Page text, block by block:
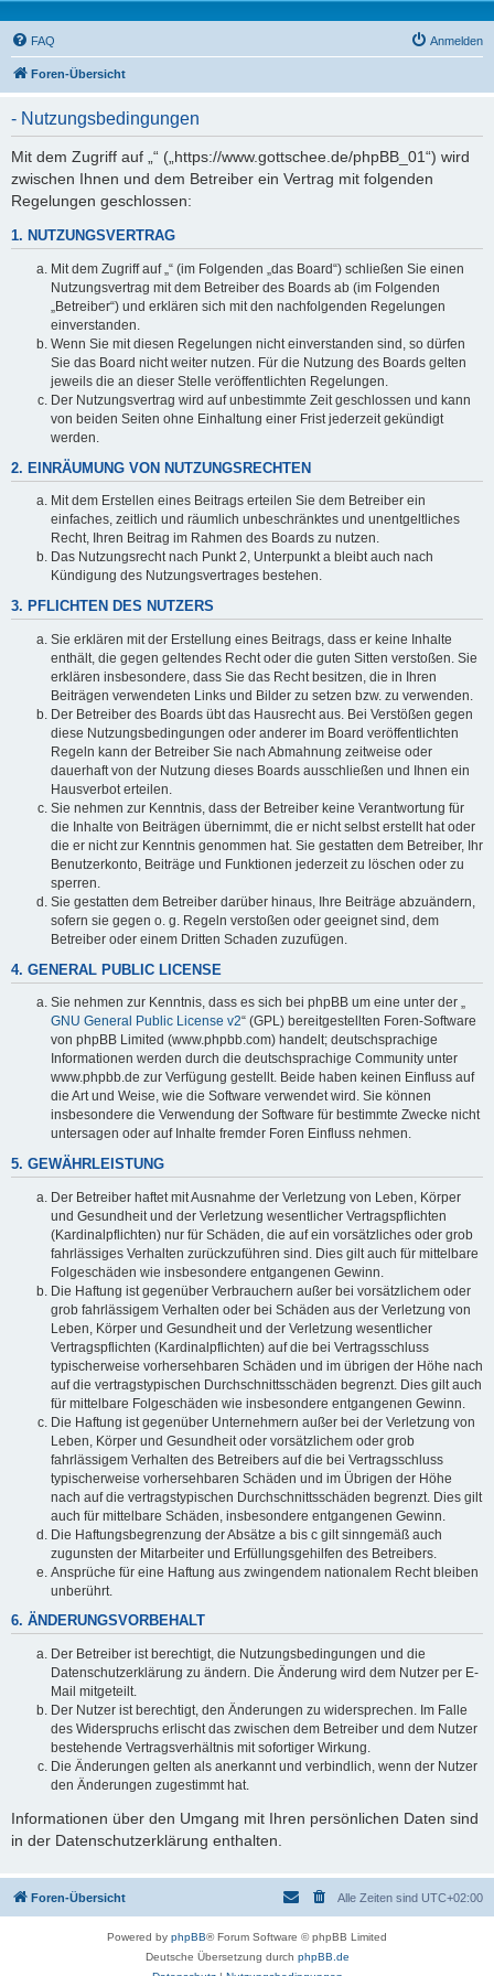
FAQ Anmelden
Foren-Übersicht
- Nutzungsbedingungen
Mit dem Zugriff auf „“ („https://www.gottschee.de/phpBB_01“) wird
zwischen Ihnen und dem Betreiber ein Vertrag mit folgenden
Regelungen geschlossen:
1. NUTZUNGSVERTRAG
Mit dem Zugriff auf „“ (im Folgenden „das Board“) schließen Sie einen
Nutzungsvertrag mit dem Betreiber des Boards ab (im Folgenden
„Betreiber“) und erklären sich mit den nachfolgenden Regelungen
einverstanden.
Wenn Sie mit diesen Regelungen nicht einverstanden sind, so dürfen
Sie das Board nicht weiter nutzen. Für die Nutzung des Boards gelten
jeweils die an dieser Stelle veröffentlichten Regelungen.
Der Nutzungsvertrag wird auf unbestimmte Zeit geschlossen und kann
von beiden Seiten ohne Einhaltung einer Frist jederzeit gekündigt
werden.
2. EINRÄUMUNG VON NUTZUNGSRECHTEN
Mit dem Erstellen eines Beitrags erteilen Sie dem Betreiber ein
einfaches, zeitlich und räumlich unbeschränktes und unentgeltliches
Recht, Ihren Beitrag im Rahmen des Boards zu nutzen.
Das Nutzungsrecht nach Punkt 2, Unterpunkt a bleibt auch nach
Kündigung des Nutzungsvertrages bestehen.
3. PFLICHTEN DES NUTZERS
Sie erklären mit der Erstellung eines Beitrags, dass er keine Inhalte
enthält, die gegen geltendes Recht oder die guten Sitten verstoßen. Sie
erklären insbesondere, dass Sie das Recht besitzen, die in Ihren
Beiträgen verwendeten Links und Bilder zu setzen bzw. zu verwenden.
Der Betreiber des Boards übt das Hausrecht aus. Bei Verstößen gegen
diese Nutzungsbedingungen oder anderer im Board veröffentlichten
Regeln kann der Betreiber Sie nach Abmahnung zeitweise oder
dauerhaft von der Nutzung dieses Boards ausschließen und Ihnen ein
Hausverbot erteilen.
Sie nehmen zur Kenntnis, dass der Betreiber keine Verantwortung für
die Inhalte von Beiträgen übernimmt, die er nicht selbst erstellt hat oder
die er nicht zur Kenntnis genommen hat. Sie gestatten dem Betreiber, Ihr
Benutzerkonto, Beiträge und Funktionen jederzeit zu löschen oder zu
sperren.
Sie gestatten dem Betreiber darüber hinaus, Ihre Beiträge abzuändern,
sofern sie gegen o. g. Regeln verstoßen oder geeignet sind, dem
Betreiber oder einem Dritten Schaden zuzufügen.
4. GENERAL PUBLIC LICENSE
Sie nehmen zur Kenntnis, dass es sich bei phpBB um eine unter der „
GNU General Public License v2“ (GPL) bereitgestellten Foren-Software
von phpBB Limited (www.phpbb.com) handelt; deutschsprachige
Informationen werden durch die deutschsprachige Community unter
www.phpbb.de zur Verfügung gestellt. Beide haben keinen Einfluss auf
die Art und Weise, wie die Software verwendet wird. Sie können
insbesondere die Verwendung der Software für bestimmte Zwecke nicht
untersagen oder auf Inhalte fremder Foren Einfluss nehmen.
5. GEWÄHRLEISTUNG
Der Betreiber haftet mit Ausnahme der Verletzung von Leben, Körper
und Gesundheit und der Verletzung wesentlicher Vertragspflichten
(Kardinalpflichten) nur für Schäden, die auf ein vorsätzliches oder grob
fahrlässiges Verhalten zurückzuführen sind. Dies gilt auch für mittelbare
Folgeschäden wie insbesondere entgangenen Gewinn.
Die Haftung ist gegenüber Verbrauchern außer bei vorsätzlichem oder
grob fahrlässigem Verhalten oder bei Schäden aus der Verletzung von
Leben, Körper und Gesundheit und der Verletzung wesentlicher
Vertragspflichten (Kardinalpflichten) auf die bei Vertragsschluss
typischerweise vorhersehbaren Schäden und im übrigen der Höhe nach
auf die vertragstypischen Durchschnittsschäden begrenzt. Dies gilt auch
für mittelbare Folgeschäden wie insbesondere entgangenen Gewinn.
Die Haftung ist gegenüber Unternehmern außer bei der Verletzung von
Leben, Körper und Gesundheit oder vorsätzlichem oder grob
fahrlässigem Verhalten des Betreibers auf die bei Vertragsschluss
typischerweise vorhersehbaren Schäden und im Übrigen der Höhe
nach auf die vertragstypischen Durchschnittsschäden begrenzt. Dies gilt
auch für mittelbare Schäden, insbesondere entgangenen Gewinn.
Die Haftungsbegrenzung der Absätze a bis c gilt sinngemäß auch
zugunsten der Mitarbeiter und Erfüllungsgehilfen des Betreibers.
Ansprüche für eine Haftung aus zwingendem nationalem Recht bleiben
unberührt.
6. ÄNDERUNGSVORBEHALT
Der Betreiber ist berechtigt, die Nutzungsbedingungen und die
Datenschutzerklärung zu ändern. Die Änderung wird dem Nutzer per E-
Mail mitgeteilt.
Der Nutzer ist berechtigt, den Änderungen zu widersprechen. Im Falle
des Widerspruchs erlischt das zwischen dem Betreiber und dem Nutzer
bestehende Vertragsverhältnis mit sofortiger Wirkung.
Die Änderungen gelten als anerkannt und verbindlich, wenn der Nutzer
den Änderungen zugestimmt hat.
Informationen über den Umgang mit Ihren persönlichen Daten sind
in der Datenschutzerklärung enthalten.
Foren-Übersicht Alle Zeiten sind UTC+02:00
Powered by phpBB® Forum Software © phpBB Limited
Deutsche Übersetzung durch phpBB.de